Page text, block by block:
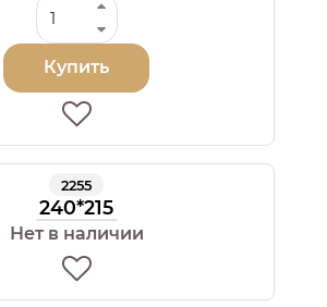
Купить
2255
240*215
Нет в наличии